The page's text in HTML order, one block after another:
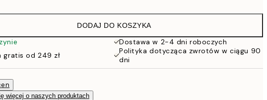
152 zł
DODAJ DO KOSZYKA
Dostawa w 2-4 dni roboczych
gratis od 249 zł
Polityka dotycząca zwrotów w ciągu 90
dni
więcej o naszych produktach